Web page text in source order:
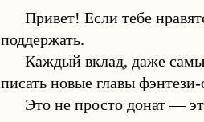
Привет! Если тебе
поддержать.
Каждый вклад, даже
писать новые главы
Это не просто донат —